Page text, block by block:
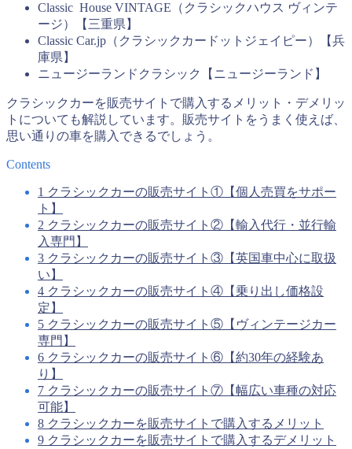
Classic House VINTAGE（クラシックハウス ヴィンテ
ージ）【三重県】
Classic Car.jp（クラシックカードットジェイピー）【兵
庫県】
ニュージーランドクラシック【ニュージーランド】
クラシックカーを販売サイトで購入するメリット・デメリッ
トについても解説しています。販売サイトをうまく使えば、
思い通りの車を購入できるでしょう。
Contents
1 クラシックカーの販売サイト①【個人売買をサポー
ト】
2 クラシックカーの販売サイト②【輸入代行・並行輸
入専門】
3 クラシックカーの販売サイト③【英国車中心に取扱
い】
4 クラシックカーの販売サイト④【乗り出し価格設
定】
5 クラシックカーの販売サイト⑤【ヴィンテージカー
専門】
6 クラシックカーの販売サイト⑥【約30年の経験あ
り】
7 クラシックカーの販売サイト⑦【幅広い車種の対応
可能】
8 クラシックカーを販売サイトで購入するメリット
9 クラシックカーを販売サイトで購入するデメリット